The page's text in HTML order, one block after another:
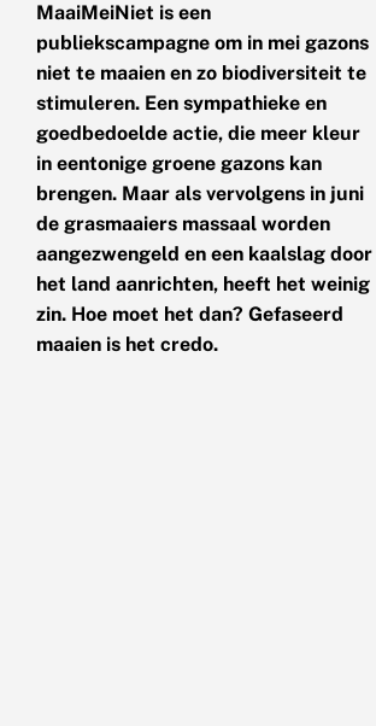
MaaiMeiNiet is een
publiekscampagne om in mei gazons
niet te maaien en zo biodiversiteit te
stimuleren. Een sympathieke en
goedbedoelde actie, die meer kleur
in eentonige groene gazons kan
brengen. Maar als vervolgens in juni
de grasmaaiers massaal worden
aangezwengeld en een kaalslag door
het land aanrichten, heeft het weinig
zin. Hoe moet het dan? Gefaseerd
maaien is het credo.